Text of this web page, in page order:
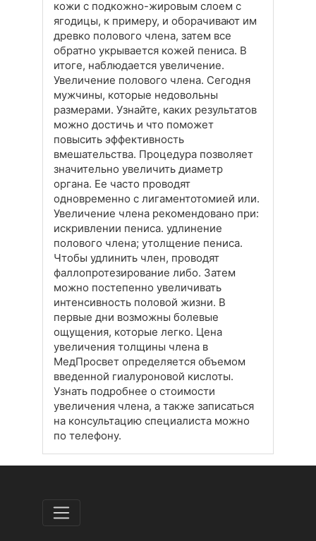
кожи с подкожно-жировым слоем с
ягодицы, к примеру, и оборачивают им
древко полового члена, затем все
обратно укрывается кожей пениса. В
итоге, наблюдается увеличение.
Увеличение полового члена. Сегодня
мужчины, которые недовольны
размерами. Узнайте, каких результатов
можно достичь и что поможет
повысить эффективность
вмешательства. Процедура позволяет
значительно увеличить диаметр
органа. Ее часто проводят
одновременно с лигаментотомией или.
Увеличение члена рекомендовано при:
искривлении пениса. удлинение
полового члена; утолщение пениса.
Чтобы удлинить член, проводят
фаллопротезирование либо. Затем
можно постепенно увеличивать
интенсивность половой жизни. В
первые дни возможны болевые
ощущения, которые легко. Цена
увеличения толщины члена в
МедПросвет определяется объемом
введенной гиалуроновой кислоты.
Узнать подробнее о стоимости
увеличения члена, а также записаться
на консультацию специалиста можно
по телефону.